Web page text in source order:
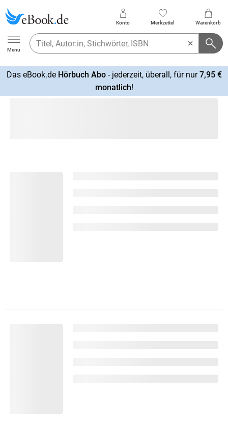
Ebook.de
Menu
Konto Merkzettel Warenkorb
Das eBook.de Hörbuch Abo- jederzeit, überall, für nur7,95 €
monatlich!